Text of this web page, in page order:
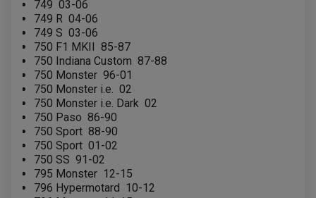
749 03-06
749 R 04-06
749 S 03-06
750 F1 MKII 85-87
750 Indiana Custom 87-88
750 Monster 96-01
750 Monster i.e. 02
750 Monster i.e. Dark 02
750 Paso 86-90
750 Sport 88-90
750 Sport 01-02
750 SS 91-02
795 Monster 12-15
796 Hypermotard 10-12